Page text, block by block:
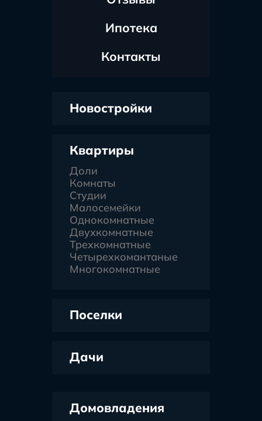
Ипотека
Контакты
Новостройки
Квартиры
Доли
Комнаты
Студии
Малосемейки
Однокомнатные
Двухкомнатные
Трехкомнатные
Четырехкомантаные
Многокомнатные
Поселки
Дачи
Домовладения